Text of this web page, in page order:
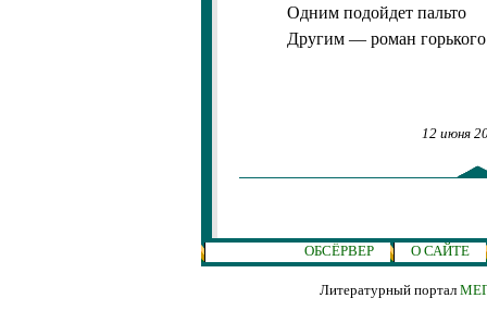
Одним подойдет пальто
Другим — роман
12 июня
ОБСЁРВЕР О САЙТЕ
Литературный портал